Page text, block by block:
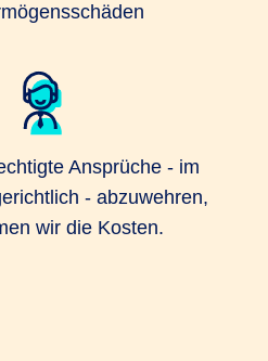
Ansprüche - im
- abzuwehren,
wir die Kosten.